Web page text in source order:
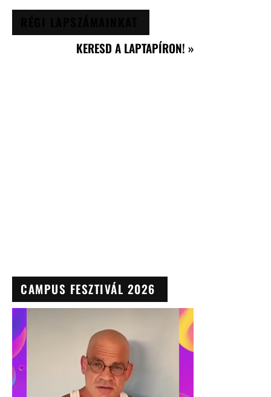
KERESD A LAPTAPÍRON! »
CAMPUS FESZTIVÁL 2026